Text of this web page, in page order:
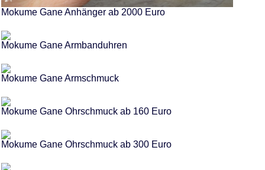
Mokume Gane Anhänger ab 2000 Euro
Mokume Gane Armbanduhren
Mokume Gane Armschmuck
Mokume Gane Ohrschmuck ab 160 Euro
Mokume Gane Ohrschmuck ab 300 Euro